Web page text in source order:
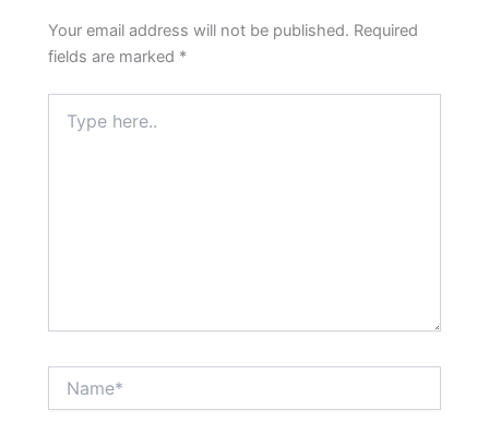
Your email address will not be published. Required
fields are marked *
here..